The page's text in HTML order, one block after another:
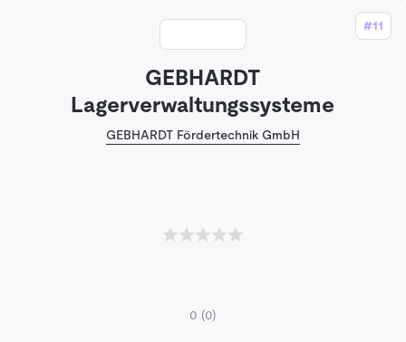
#11
GEBHARDT
Lagerverwaltungssysteme
GEBHARDT Fördertechnik GmbH
0 (0)